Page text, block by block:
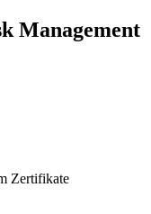
Management
Zertifikate